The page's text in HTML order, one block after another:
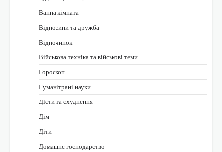
Ванна кімната
Відносини та дружба
Відпочинок
Військова техніка та військові теми
Гороскоп
Гуманітрані науки
Дієти та схуднення
Дім
Діти
Домашнє господарство